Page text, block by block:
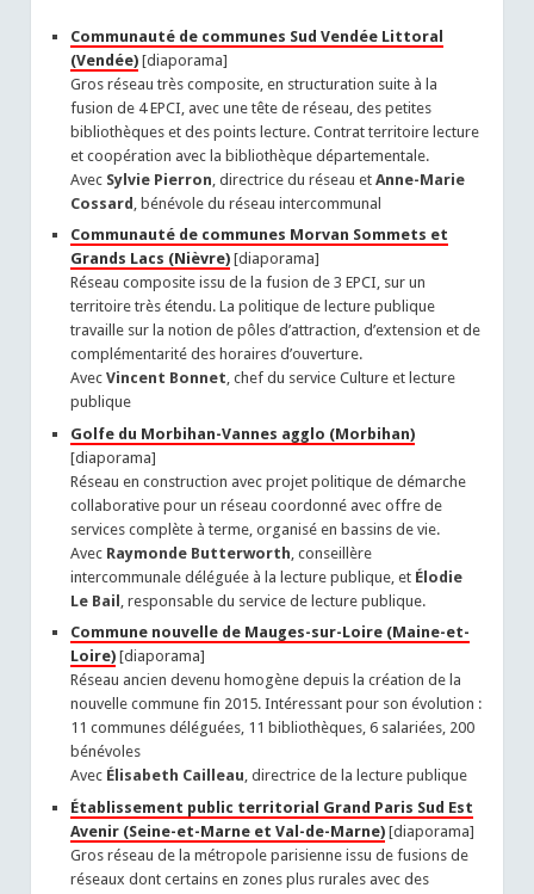
Communauté de communes Sud Vendée Littoral
(Vendée)[diaporama]
Gros réseau très composite, en structuration suite à la
fusion de 4 EPCI, avec une tête de réseau, des petites
bibliothèques et des points lecture. Contrat territoire lecture
et coopération avec la bibliothèque départementale.
Avec Sylvie Pierron , directrice du réseau et Anne-Marie
Cossard , bénévole du réseau intercommunal
Communauté de communes Morvan Sommets et
Grands Lacs (Nièvre)[diaporama]
Réseau composite issu de la fusion de 3 EPCI, sur un
territoire très étendu. La politique de lecture publique
travaille sur la notion de pôles d’attraction, d’extension et de
complémentarité des horaires d’ouverture.
Avec Vincent Bonnet, chef du service Culture et lecture
publique
Golfe du Morbihan-Vannes agglo (Morbihan)
[diaporama]
Réseau en construction avec projet politique de démarche
collaborative pour un réseau coordonné avec offre de
services complète à terme, organisé en bassins de vie.
Avec Raymonde Butterworth , conseillère
intercommunale déléguée à la lecture publique, et Élodie
Le Bail , responsable du service de lecture publique.
Commune nouvelle de Mauges-sur-Loire (Maine-et-
Loire)[diaporama]
Réseau ancien devenu homogène depuis la création de la
nouvelle commune fin 2015. Intéressant pour son évolution :
11 communes déléguées, 11 bibliothèques, 6 salariées, 200
bénévoles
Avec Élisabeth Cailleau, directrice de la lecture publique
Établissement public territorial Grand Paris Sud Est
Avenir (Seine-et-Marne et Val-de-Marne)[diaporama]
Gros réseau de la métropole parisienne issu de fusions de
réseaux dont certains en zones plus rurales avec des